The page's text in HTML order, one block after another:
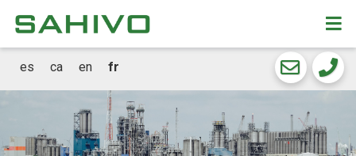
es ca en fr
CKEW
cookies